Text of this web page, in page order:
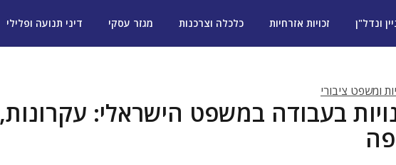
ונדל"ן זכויות אזרחיות כלכלה וצרכנות מגזר עסקי דיני תנועה ופלילי
ומשפט ציבורי
בעבודה במשפט הישראלי: עקרונות,